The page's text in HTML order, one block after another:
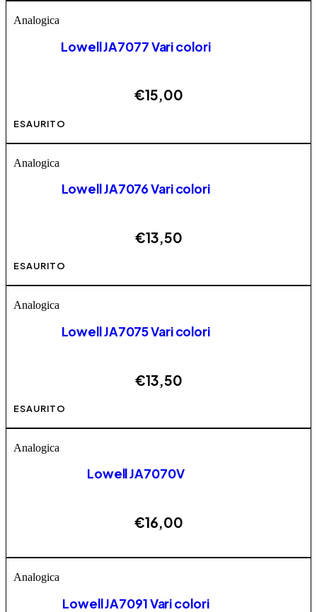
Analogica
Lowell JA7077 Vari colori
€15,00
ESAURITO
Analogica
Lowell JA7076 Vari colori
€13,50
ESAURITO
Analogica
Lowell JA7075 Vari colori
€13,50
ESAURITO
Analogica
Lowell JA7070V
€16,00
Analogica
Lowell JA7091 Vari colori